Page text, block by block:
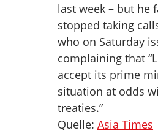
last week – but he
stopped taking
who on Saturday
complaining that
accept its prime
situation at odds
treaties.”
Quelle: Asia Times